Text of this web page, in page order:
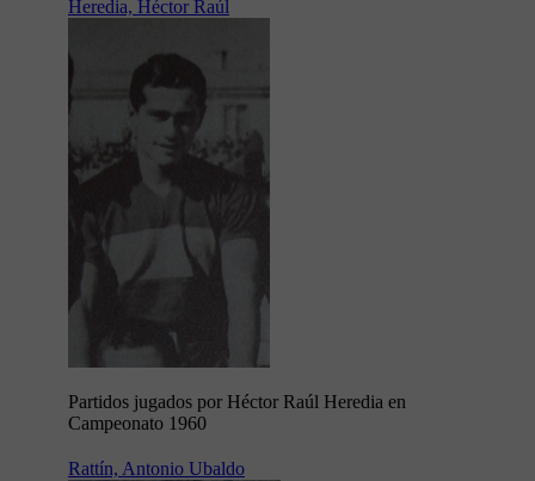
Heredia, Héctor Raúl
Partidos jugados por Héctor Raúl Heredia en
Campeonato 1960
Rattín, Antonio Ubaldo